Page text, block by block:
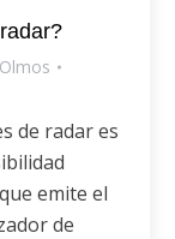
de radar es
emite el
de